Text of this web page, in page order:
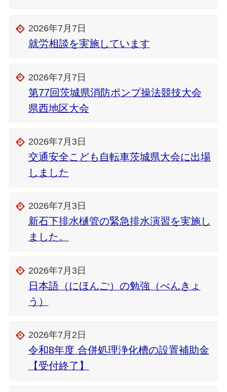
2026年7月7日
就労相談を実施しています
2026年7月7日
第77回茨城県消防ポンプ操法競技大会
県西地区大会
2026年7月3日
交通安全こども自転車茨城県大会に出場
しました
2026年7月3日
新石下排水樋管の緊急排水演習を実施し
ました。
2026年7月3日
日本語（にほんご）の勉強（べんきょ
う）
2026年7月2日
令和8年度 合併処理浄化槽の設置補助金
【受付終了】